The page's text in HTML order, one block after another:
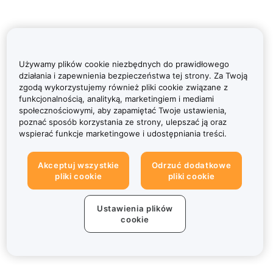
Używamy plików cookie niezbędnych do prawidłowego
działania i zapewnienia bezpieczeństwa tej strony. Za Twoją
zgodą wykorzystujemy również pliki cookie związane z
funkcjonalnością, analityką, marketingiem i mediami
społecznościowymi, aby zapamiętać Twoje ustawienia,
poznać sposób korzystania ze strony, ulepszać ją oraz
wspierać funkcje marketingowe i udostępniania treści.
Akceptuj wszystkie
pliki cookie
Odrzuć dodatkowe
pliki cookie
Ustawienia plików
cookie